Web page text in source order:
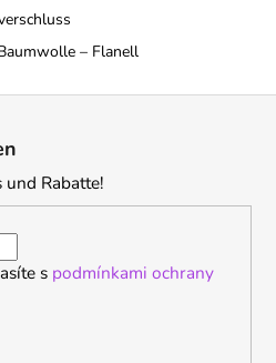
– Flanell
und Rabatte!
s podmínkami ochrany